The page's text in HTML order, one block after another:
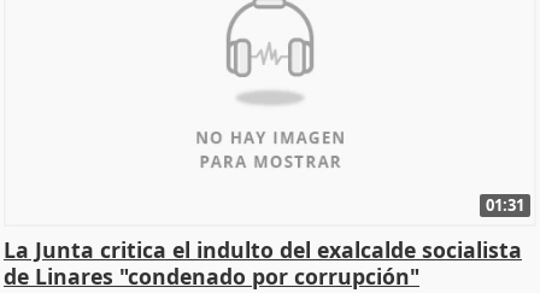
01:31
La Junta critica el indulto del exalcalde socialista
de Linares "condenado por corrupción"